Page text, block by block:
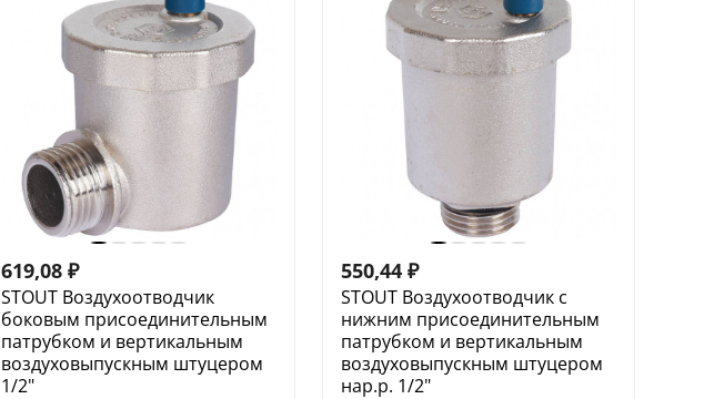
619,08 ₽
STOUT Воздухоотводчик
боковым присоединительным
патрубком и вертикальным
воздуховыпускным штуцером
1/2"
550,44 ₽
STOUT Воздухоотводчик с
нижним присоединительным
патрубком и вертикальным
воздуховыпускным штуцером
нар.р. 1/2"